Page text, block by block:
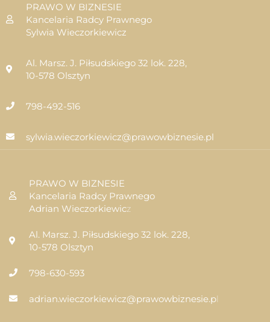
PRAWO W BIZNESIE
Kancelaria Radcy Prawnego
Sylwia Wieczorkiewicz
Al. Marsz. J. Piłsudskiego 32 lok. 228,
10-578 Olsztyn
798-492-516
sylwia.wieczorkiewicz@prawowbiznesie.pl
PRAWO W BIZNESIE
Kancelaria Radcy Prawnego
Adrian Wieczorkiewicz
Al. Marsz. J. Piłsudskiego 32 lok. 228,
10-578 Olsztyn
798-630-593
adrian.wieczorkiewicz@prawowbiznesie.pl